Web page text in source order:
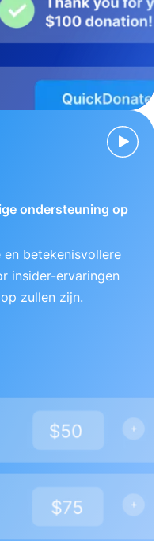
ondersteuning op
betekenisvollere
insider-ervaringen
zullen zijn.